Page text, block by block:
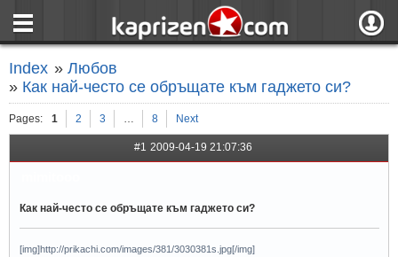
Index »Любов
» Как най-често се обръщате към гаджето си?
Pages: 1 2 3 … 8 Next
#1 2009-04-19 21:07:36
Как най-често се обръщате към гаджето си?
[img]http://prikachi.com/images/381/3030381s.jpg[/img]